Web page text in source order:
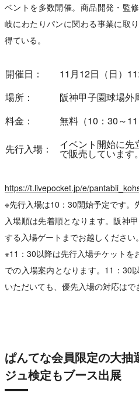
ベントを多数開催。商品開発・監
岐にわたりパンに関わる事業に取
得ている。
開催日：
11月12日（日）
場所：
阪神甲子園球場外
料金：
無料（10：30～
先行入場： イベント開始に先
で販売しています
https://t.livepocket.jp/e/
※先行入場は10：30開始予定です。
入場順は先着順となります。阪神
する入場ゲートまでお越しください。
※11：30以降は先行入場チケットを
での入場案内となります。11：30
いただいても、優先入場の対応はで
ぱんてな会員限定の大
ジュ検定もブース出展